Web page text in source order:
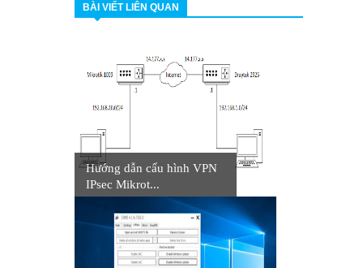
BÀI VIẾT LIÊN QUAN
Hướng dẫn cấu hình VPN
IPsec Mikrot...